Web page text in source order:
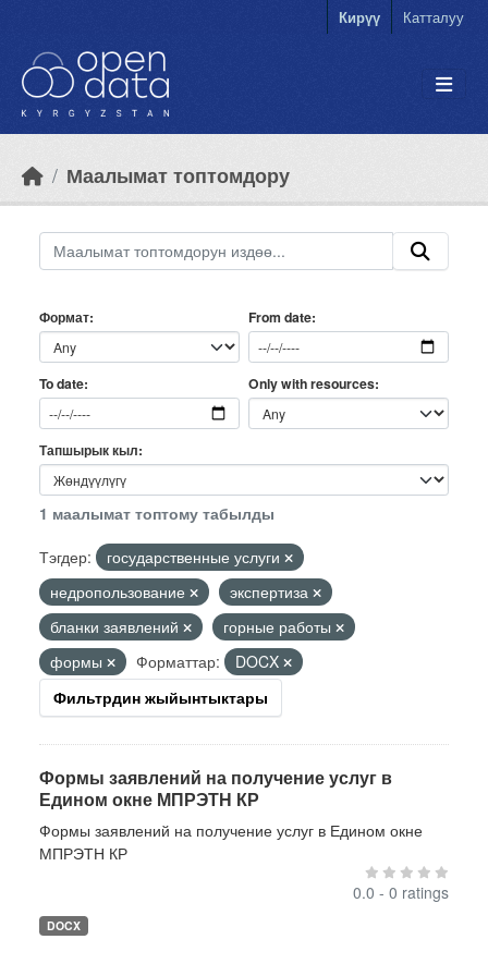
Кирүү Катталуу
Маалымат топтомдору
Формат From date
To date Only with resources
Тапшырык кыл
1 маалымат топтому табылды
Тэгдер:
государственные услуги
недропользование
экспертиза
бланки заявлений
горные работы
формы
Форматтар:
DOCX
Фильтрдин жыйынтыктары
Формы заявлений на получение услуг в
Едином окне МПРЭТН КР
Формы заявлений на получение услуг в Едином окне
МПРЭТН КР
0.0 - 0 ratings
DOCX